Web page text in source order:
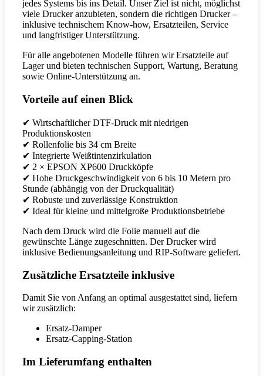
jedes Systems bis ins Detail. Unser Ziel ist nicht, möglichst
viele Drucker anzubieten, sondern die richtigen Drucker –
inklusive technischem Know-how, Ersatzteilen, Service
und langfristiger Unterstützung.
Für alle angebotenen Modelle führen wir Ersatzteile auf
Lager und bieten technischen Support, Wartung, Beratung
sowie Online-Unterstützung an.
Vorteile auf einen Blick
✔ Wirtschaftlicher DTF-Druck mit niedrigen
Produktionskosten
✔ Rollenfolie bis 34 cm Breite
✔ Integrierte Weißtintenzirkulation
✔ 2 × EPSON XP600 Druckköpfe
✔ Hohe Druckgeschwindigkeit von 6 bis 10 Metern pro
Stunde (abhängig von der Druckqualität)
✔ Robuste und zuverlässige Konstruktion
✔ Ideal für kleine und mittelgroße Produktionsbetriebe
Nach dem Druck wird die Folie manuell auf die
gewünschte Länge zugeschnitten. Der Drucker wird
inklusive Bedienungsanleitung und RIP-Software geliefert.
Zusätzliche Ersatzteile inklusive
Damit Sie von Anfang an optimal ausgestattet sind, liefern
wir zusätzlich:
Ersatz-Damper
Ersatz-Capping-Station
Im Lieferumfang enthalten